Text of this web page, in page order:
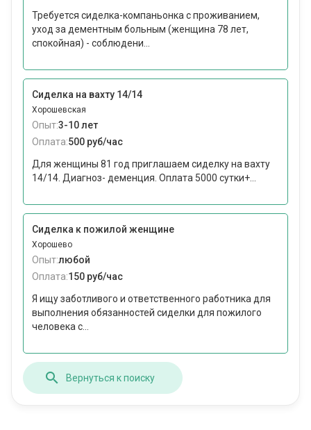
Требуется сиделка-компаньонка с проживанием,
уход за дементным больным (женщина 78 лет,
спокойная) - соблюдени...
Сиделка на вахту 14/14
Хорошевская
Опыт:3-10 лет
Оплата:500 руб/час
Для женщины 81 год приглашаем сиделку на вахту
14/14. Диагноз- деменция. Оплата 5000 сутки+...
Сиделка к пожилой женщине
Хорошево
Опыт:любой
Оплата:150 руб/час
Я ищу заботливого и ответственного работника для
выполнения обязанностей сиделки для пожилого
человека с...
Вернуться к поиску